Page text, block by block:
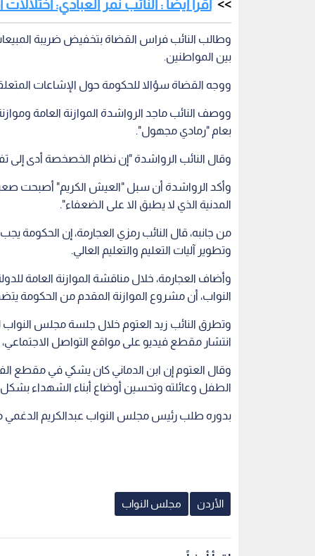
اقرأ أيضا : النائب نمر العبادي:
وطالب النائب فراس القضاة بتخفيض ضريبة
بين المواطنين.
ووجه القضاة سؤالا للحكومة حول الإشاعات
بعام "رمادي مجهول".
وقال النائب الرواشدة "إن نظام الخصخصة أدى إلى
وأكد الرواشدة أن سبل "العيش الكريم" أصبحت
المدنية الذي لا يطبق الا على الضعفاء".
من جانبه، قال النائب رمزي العجارمة، إن الحكومة
وتطوير آليات التعليم والتعليم العالي.
النواب، أن مشروع الموازنة المقدم من الحكومة
انتشار مقطع فيديو على مواقع التواصل
وقال العتوم إن ابن الدماني كان يشكي في مقطع
الطفل وعائلته وتحسين أوضاع أبناء الشهداء
بدوره طلب رئيس مجلس النواب عبدالكريم الدغمي
الأردن مجلس النواب